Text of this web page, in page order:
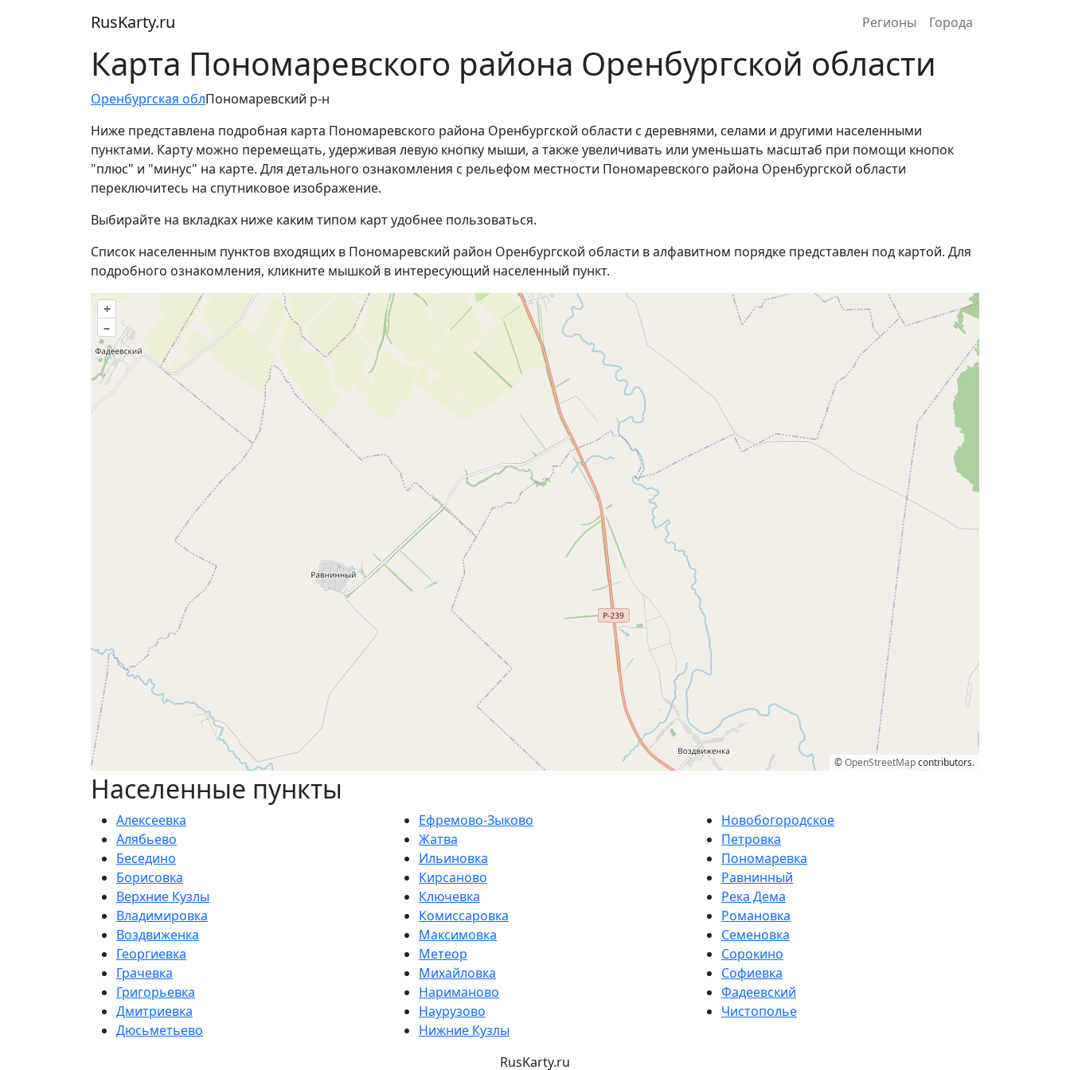
RusKarty.ru Регионы Города
Карта Пономаревского района Оренбургской области
Оренбургская облПономаревский р-н
Ниже представлена подробная карта Пономаревского района Оренбургской области с деревнями, селами и другими населенными
пунктами. Карту можно перемещать, удерживая левую кнопку мыши, а также увеличивать или уменьшать масштаб при помощи кнопок
"плюс" и "минус" на карте. Для детального ознакомления с рельефом местности Пономаревского района Оренбургской области
переключитесь на спутниковое изображение.
Выбирайте на вкладках ниже каким типом карт удобнее пользоваться.
Список населенным пунктов входящих в Пономаревский район Оренбургской области в алфавитном порядке представлен под картой. Для
подробного ознакомления, кликните мышкой в интересующий населенный пункт.
+
–
©OpenStreetMapcontributors.
Населенные пункты
Алексеевка
Алябьево
Беседино
Борисовка
Верхние Кузлы
Владимировка
Воздвиженка
Георгиевка
Грачевка
Григорьевка
Дмитриевка
Дюсьметьево
Ефремово-Зыково
Жатва
Ильиновка
Кирсаново
Ключевка
Комиссаровка
Максимовка
Метеор
Михайловка
Нариманово
Наурузово
Нижние Кузлы
Новобогородское
Петровка
Пономаревка
Равнинный
Река Дема
Романовка
Семеновка
Сорокино
Софиевка
Фадеевский
Чистополье
RusKarty.ru